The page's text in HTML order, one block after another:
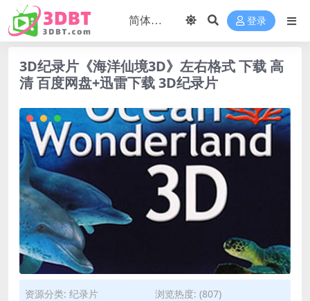
登录
3D纪录片《海洋仙境3D》左右格式 下载 高
清 百度网盘+迅雷下载 3D纪录片
资源分类: 纪录片
浏览热度: (807)